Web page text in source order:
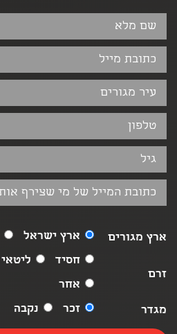
ארץ מגורים ארץ ישראל
זרם
חסיד ליטאי
אחר
מגדר
זכר נקבה